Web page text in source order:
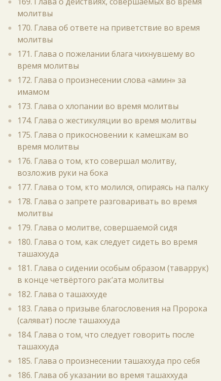
молитвы
170. Глава об ответе на приветствие во время
молитвы
171. Глава о пожелании блага чихнувшему во
время молитвы
172. Глава о произнесении слова «амин» за
имамом
173. Глава о хлопании во время молитвы
174. Глава о жестикуляции во время молитвы
175. Глава о прикосновении к камешкам во
время молитвы
176. Глава о том, кто совершал молитву,
возложив руки на бока
177. Глава о том, кто молился, опираясь на палку
178. Глава о запрете разговаривать во время
молитвы
179. Глава о молитве, совершаемой сидя
180. Глава о том, как следует сидеть во время
ташаххуда
181. Глава о сидении особым образом (таваррук)
в конце четвёртого рак‘ата молитвы
182. Глава о ташаххуде
183. Глава о призыве благословения на Пророка
(саляват) после ташаххуда
184. Глава о том, что следует говорить после
ташаххуда
185. Глава о произнесении ташаххуда про себя
186. Глава об указании во время ташаххуда